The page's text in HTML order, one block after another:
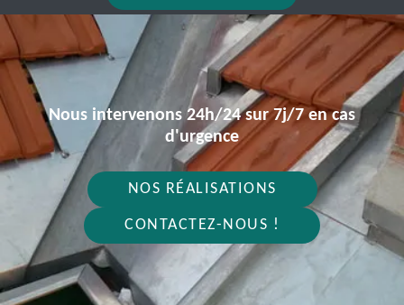
Nous intervenons 24h/24 sur 7j/7 en cas
d'urgence
NOS RÉALISATIONS
CONTACTEZ-NOUS !